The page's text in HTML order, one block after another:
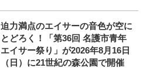
迫力満点のエイサーの音色が空に
とどろく！「第36回 名護市青年
エイサー祭り」が2026年8月16日
（日）に21世紀の森公園で開催